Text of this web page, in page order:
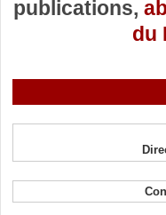
publications,
du